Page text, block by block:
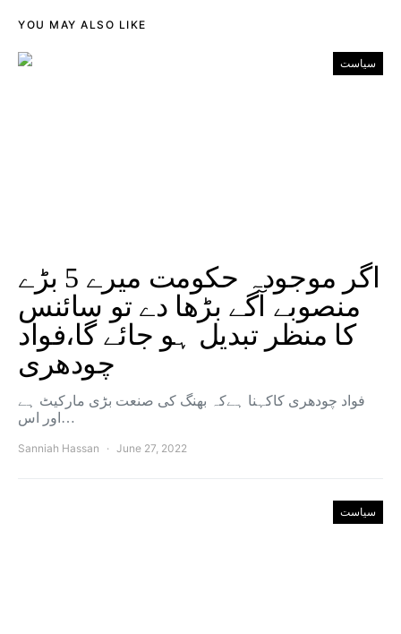
YOU MAY ALSO LIKE
سیاست
اگر موجودہ حکومت میرے 5 بڑے
منصوبے آگے بڑھا دے تو سائنس
کا منظر تبدیل ہو جائے گا،فواد
چودھری
فواد چودھری کاکہنا ہےکہ بھنگ کی صنعت بڑی مارکیٹ ہے
اور اس…
Sanniah Hassan June 27, 2022
سیاست